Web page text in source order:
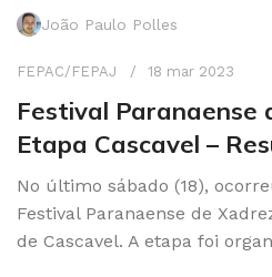
João Paulo Polles
FEPAC/FEPAJ 18 mar 2023
Festival Paranaense
Etapa Cascavel –
No último sábado (18),
Festival Paranaense de
de Cascavel. A etapa foi